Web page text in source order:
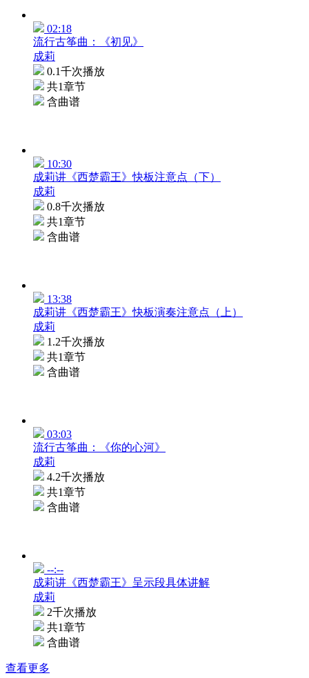
02:18
流行古筝曲：《初见》
成莉
0.1千次播放
共1章节
含曲谱
10:30
成莉讲《西楚霸王》快板注意点（下）
成莉
0.8千次播放
共1章节
含曲谱
13:38
成莉讲《西楚霸王》快板演奏注意点（上）
成莉
1.2千次播放
共1章节
含曲谱
03:03
流行古筝曲：《你的心河》
成莉
4.2千次播放
共1章节
含曲谱
--:--
成莉讲《西楚霸王》呈示段具体讲解
成莉
2千次播放
共1章节
含曲谱
查看更多